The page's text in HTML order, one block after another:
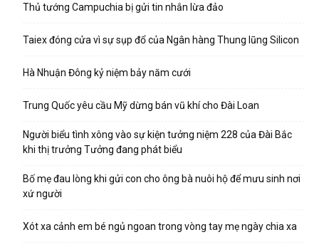
Thủ tướng Campuchia bị gửi tin nhắn lừa đảo
Taiex đóng cửa vì sự sụp đổ của Ngân hàng Thung lũng Silicon
Hà Nhuận Đông kỷ niệm bảy năm cưới
Trung Quốc yêu cầu Mỹ dừng bán vũ khí cho Đài Loan
Người biểu tình xông vào sự kiện tưởng niệm 228 của Đài Bắc
khi thị trưởng Tưởng đang phát biểu
Bố mẹ đau lòng khi gửi con cho ông bà nuôi hộ để mưu sinh nơi
xứ người
Xót xa cảnh em bé ngủ ngoan trong vòng tay mẹ ngày chia xa